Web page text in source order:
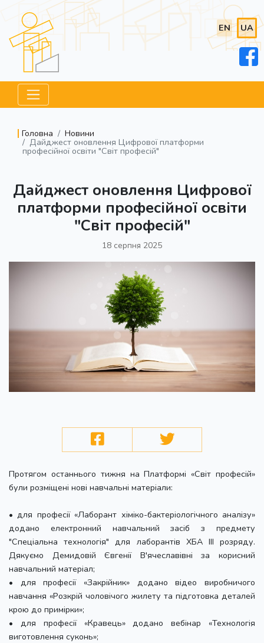
EN UA
Головна Новини
Дайджест оновлення Цифрової платформи
професійної освіти "Світ професій"
Дайджест оновлення Цифрової
платформи професійної освіти
"Світ професій"
18 серпня 2025
Протягом останнього тижня на Платформі «Світ професій»
були розміщені нові навчальні матеріали:
• для професії «Лаборант хіміко-бактеріологічного аналізу»
додано електронний навчальний засіб з предмету
"Спеціальна технологія" для лаборантів ХБА ІІІ розряду.
Дякуємо Демидовій Євгенії В'ячеславівні за корисний
навчальний матеріал;
• для професії «Закрійник» додано відео виробничого
навчання «Розкрій чоловічого жилету та підготовка деталей
крою до примірки»;
• для професії «Кравець» додано вебінар «Технологія
виготовлення суконь»;